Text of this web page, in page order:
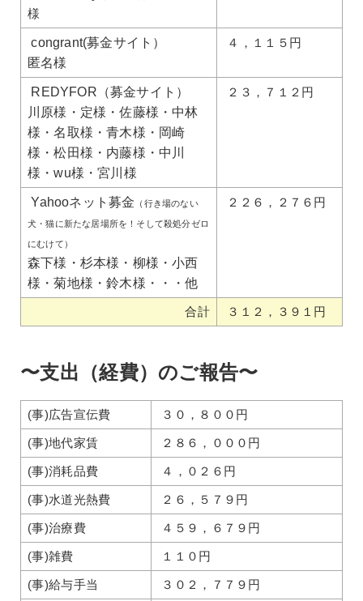
様
congrant(募金サイト）
匿名様
４，１１５円
REDYFOR（募金サイト）
川原様・定様・佐藤様・中林
様・名取様・青木様・岡崎
様・松田様・内藤様・中川
様・wu様・宮川様
２３，７１２円
Yahooネット募金 （行き場のない
犬・猫に新たな居場所を！そして殺処分ゼロ
にむけて）
森下様・杉本様・柳様・小西
様・菊地様・鈴木様・・・他
２２６，２７６円
合計 ３１２，３９１円
〜支出（経費）のご報告〜
(事)広告宣伝費 ３０，８００円
(事)地代家賃 ２８６，０００円
(事)消耗品費 ４，０２６円
(事)水道光熱費 ２６，５７９円
(事)治療費 ４５９，６７９円
(事)雑費 １１０円
(事)給与手当 ３０２，７７９円